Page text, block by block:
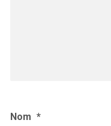
Nom *